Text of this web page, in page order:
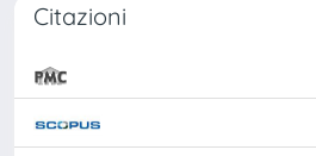
Citazioni